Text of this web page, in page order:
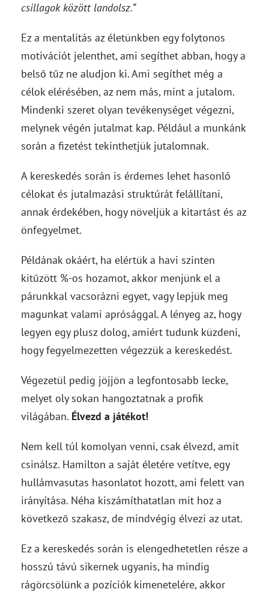
csillagok között landolsz.”
Ez a mentalitás az életünkben egy folytonos
motivációt jelenthet, ami segíthet abban, hogy a
belső tűz ne aludjon ki. Ami segíthet még a
célok elérésében, az nem más, mint a jutalom.
Mindenki szeret olyan tevékenységet végezni,
melynek végén jutalmat kap. Például a munkánk
során a fizetést tekinthetjük jutalomnak.
A kereskedés során is érdemes lehet hasonló
célokat és jutalmazási struktúrát felállítani,
annak érdekében, hogy növeljük a kitartást és az
önfegyelmet.
Példának okáért, ha elértük a havi szinten
kitűzött %-os hozamot, akkor menjünk el a
párunkkal vacsorázni egyet, vagy lepjük meg
magunkat valami aprósággal. A lényeg az, hogy
legyen egy plusz dolog, amiért tudunk küzdeni,
hogy fegyelmezetten végezzük a kereskedést.
Végezetül pedig jöjjön a legfontosabb lecke,
melyet oly sokan hangoztatnak a profik
világában. Élvezd a játékot!
Nem kell túl komolyan venni, csak élvezd, amit
csinálsz. Hamilton a saját életére vetítve, egy
hullámvasutas hasonlatot hozott, ami felett van
irányítása. Néha kiszámíthatatlan mit hoz a
következő szakasz, de mindvégig élvezi az utat.
Ez a kereskedés során is elengedhetetlen része a
hosszú távú sikernek ugyanis, ha mindig
rágörcsölünk a pozíciók kimenetelére, akkor